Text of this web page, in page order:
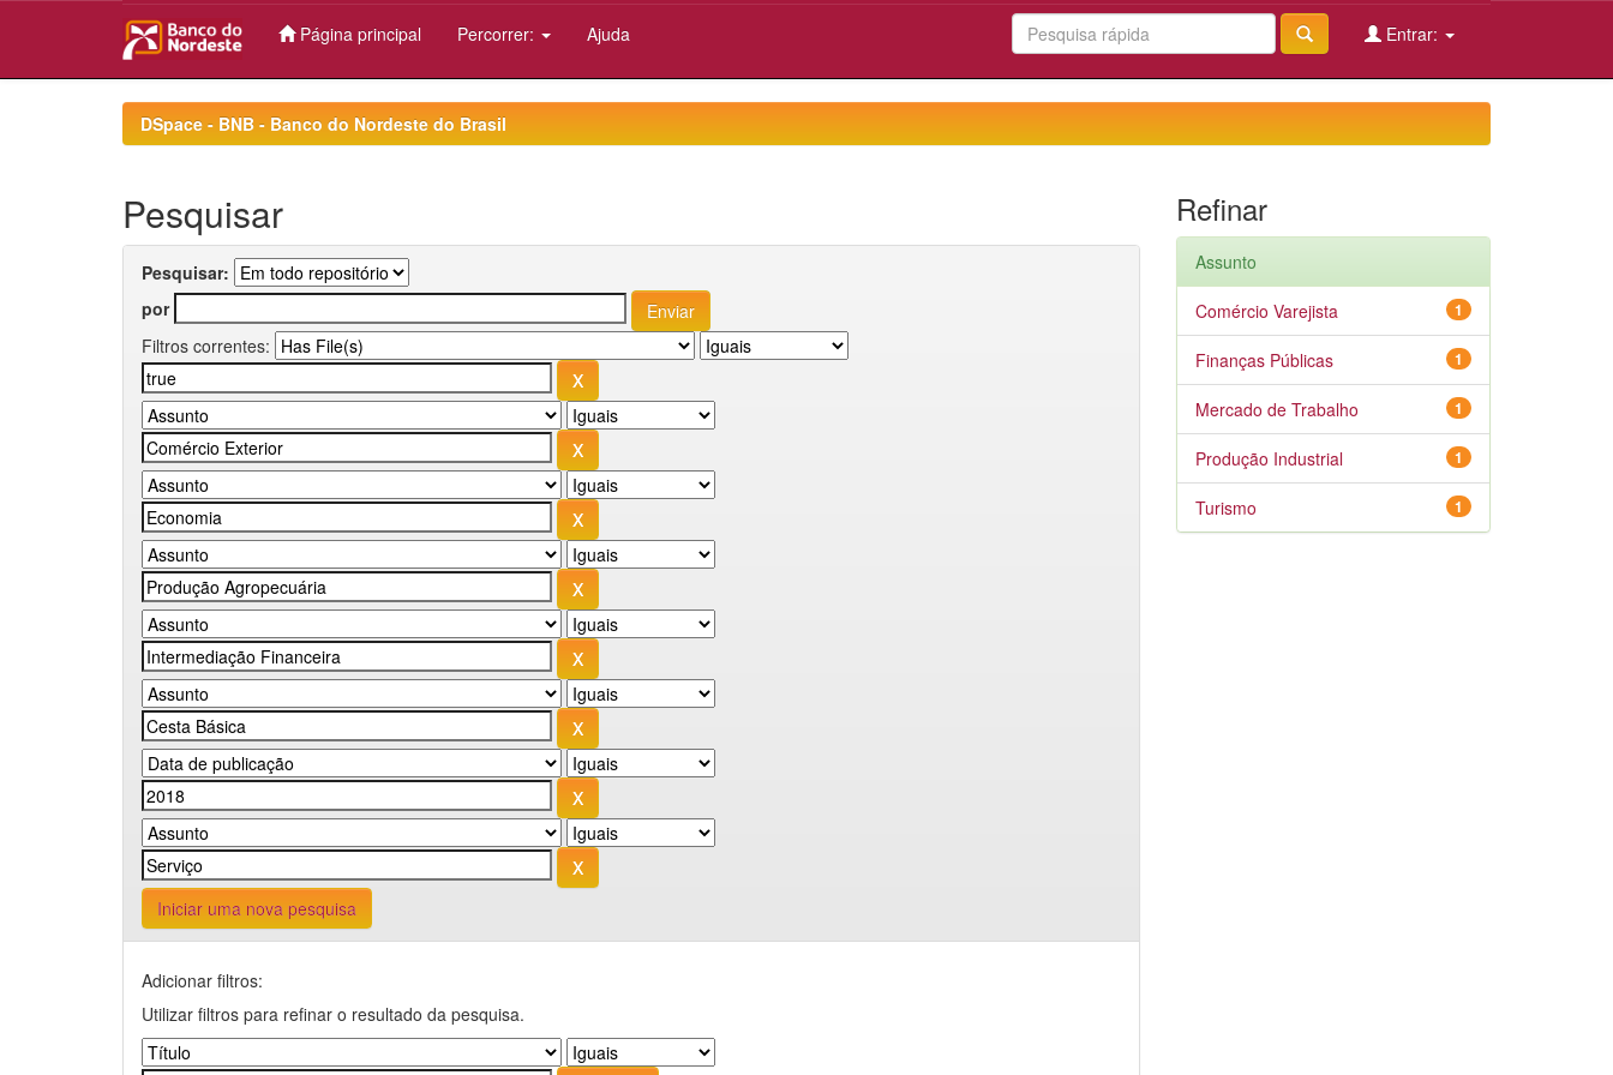
Página principal Percorrer: Ajuda Entrar:
DSpace - BNB - Banco do Nordeste do Brasil
Pesquisar
Pesquisar:
por
Filtros correntes:
Iniciar uma nova pesquisa
Adicionar filtros:
Utilizar filtros para refinar o resultado da pesquisa.
Refinar
Assunto
1
Comércio Varejista
1
Finanças Públicas
1
Mercado de Trabalho
1
Produção Industrial
1
Turismo